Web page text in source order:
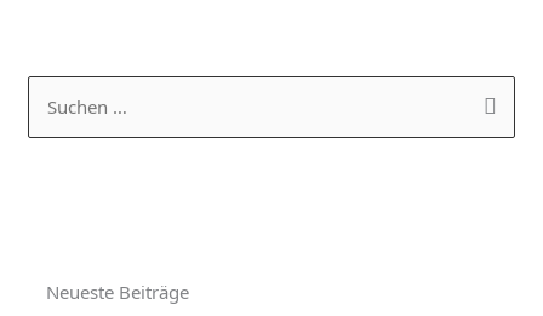
Neueste Beiträge